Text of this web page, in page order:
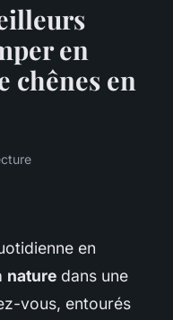
en
chênes en
en
nature dans une
vous, entourés